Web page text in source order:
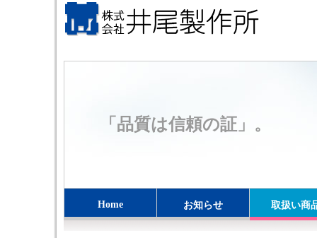
「品質は信頼の証」。
Home お知らせ 取扱い商